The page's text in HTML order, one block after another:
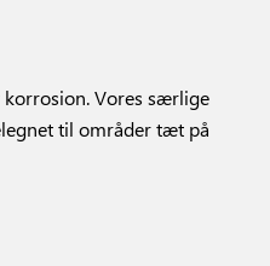
korrosion. Vores særlige
til områder tæt på